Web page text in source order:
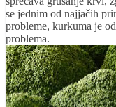
se jednim od najjačih
probleme, kurkuma je
problema.